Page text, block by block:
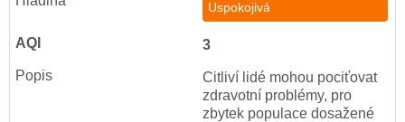
Uspokojivá
3
Citliví lidé mohou pociťovat
zdravotní problémy, pro
zbytek populace dosažené